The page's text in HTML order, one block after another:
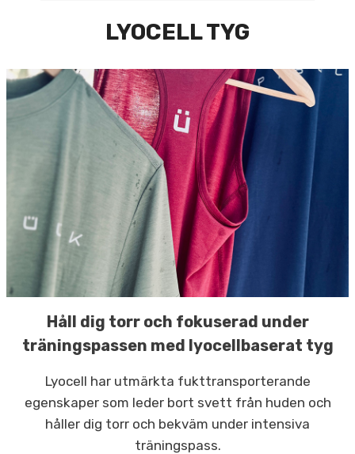
LYOCELL TYG
Håll dig torr och fokuserad under
träningspassen med lyocellbaserat tyg
Lyocell har utmärkta fukttransporterande
egenskaper som leder bort svett från huden och
håller dig torr och bekväm under intensiva
träningspass.